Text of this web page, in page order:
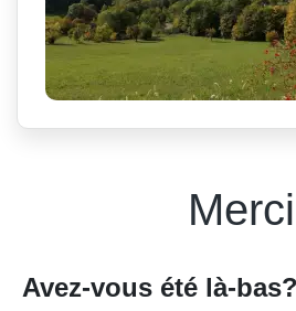
Avez-vous été là-